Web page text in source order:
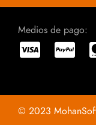
Medios de pago:
© 2023